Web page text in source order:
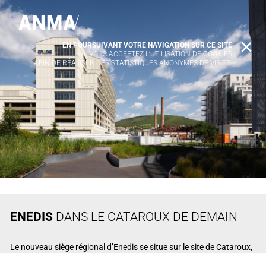
ENEDIS DANS LE CATAROUX DE DEMAIN
Le nouveau siège régional d’Enedis se situe sur le site de Cataroux,
EN POURSUIVANT VOTRE NAVIGATION SUR CE SITE
VOUS ACCEPTEZ L’UTILISATION DE COOKIES
AFIN DE RÉALISER DES STATISTIQUES ANONYMES DE VISITE.
X